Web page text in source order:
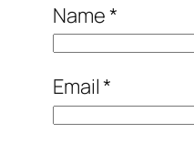
Name*
Email*